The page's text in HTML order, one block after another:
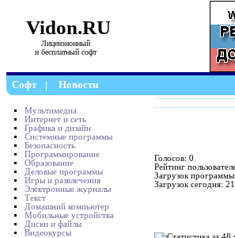
Vidon.RU
Лицензионный
и бесплатный софт
Софт | Новости
Мультимедиа
Интернет и сеть
Графика и дизайн
Системные программы
Безопасность
Программирование
Образование
Деловые программы
Игры и развлечения
Электронные журналы
Текст
Домашний компьютер
Мобильные устройства
Диски и файлы
Видеокурсы
Голосов: 0
Рейтинг
Загрузок программы
Загрузок сегодня: 21